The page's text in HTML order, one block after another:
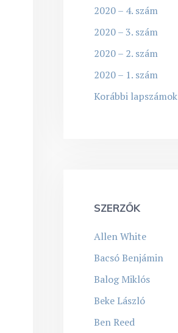
2020 – 4. szám
2020 – 3. szám
2020 – 2. szám
2020 – 1. szám
Korábbi lapszámok
SZERZŐK
Allen White
Bacsó Benjámin
Balog Miklós
Beke László
Ben Reed